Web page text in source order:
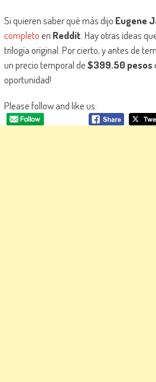
Si quieren saber qué más dijo Eugene
completoen Reddit . Hay otras ideas
trilogía original. Por cierto, y antes de
un precio temporal de$399.50 pesos
oportunidad!
Please follow and like us: